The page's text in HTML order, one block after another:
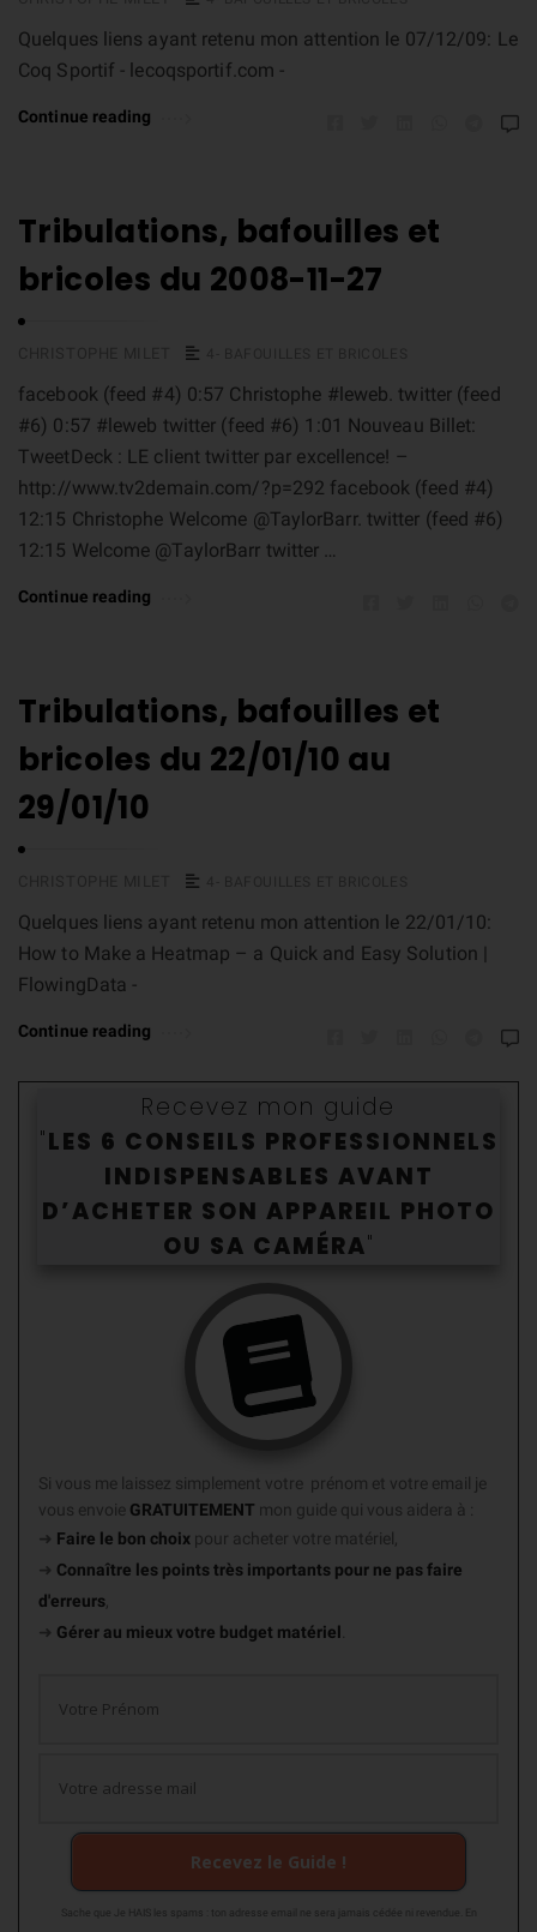
Quelques liens ayant retenu mon attention le 07/12/09: Le
Coq Sportif - lecoqsportif.com -
Continue reading
Tribulations, bafouilles et
bricoles du 2008-11-27
facebook (feed #4) 0:57 Christophe #leweb. twitter (feed
#6) 0:57 #leweb twitter (feed #6) 1:01 Nouveau Billet:
TweetDeck : LE client twitter par excellence! –
http://www.tv2demain.com/?p=292 facebook (feed #4)
12:15 Christophe Welcome @TaylorBarr. twitter (feed #6)
12:15 Welcome @TaylorBarr twitter …
Continue reading
Tribulations, bafouilles et
bricoles du 22/01/10 au
29/01/10
Quelques liens ayant retenu mon attention le 22/01/10:
How to Make a Heatmap – a Quick and Easy Solution |
FlowingData -
Continue reading
Recevez mon guide
"LES 6 CONSEILS PROFESSIONNELS
INDISPENSABLES AVANT
D’ACHETER SON APPAREIL PHOTO
OU SA CAMÉRA"
Si vous me laissez simplement votre prénom et votre email je
vous envoie GRATUITEMENT mon guide qui vous aidera à :
➜ Faire le bon choix pour acheter votre matériel,
➜ Connaître les points très importants pour ne pas faire
d'erreurs
➜ Gérer au mieux votre budget matériel
Recevez le Guide !
Sache que Je HAIS les spams : ton adresse email ne sera jamais cédée ni revendue. En